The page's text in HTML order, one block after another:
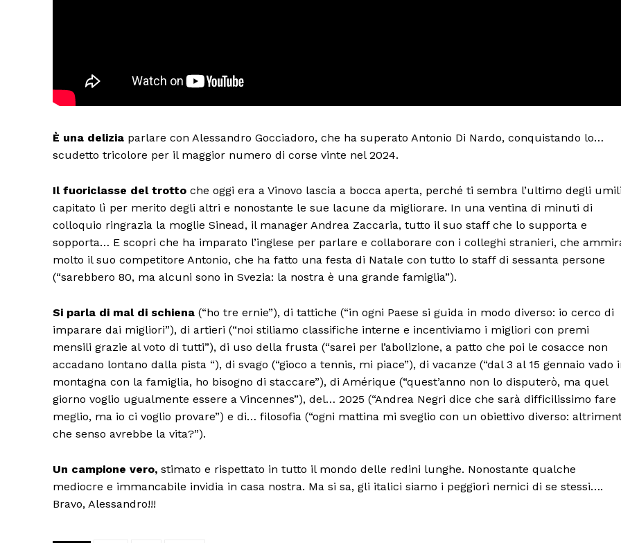
È una delizia parlare con Alessandro Gocciadoro, che ha superato Antonio Di Nardo, conquistando lo…
scudetto tricolore per il maggior numero di corse vinte nel 2024.
Il fuoriclasse del trotto che oggi era a Vinovo lascia a bocca aperta, perché ti sembra l’ultimo degli umili
capitato lì per merito degli altri e nonostante le sue lacune da migliorare. In una ventina di minuti di
colloquio ringrazia la moglie Sinead, il manager Andrea Zaccaria, tutto il suo staff che lo supporta e
sopporta… E scopri che ha imparato l’inglese per parlare e collaborare con i colleghi stranieri, che
molto il suo competitore Antonio, che ha fatto una festa di Natale con tutto lo staff di sessanta persone
(“sarebbero 80, ma alcuni sono in Svezia: la nostra è una grande famiglia”).
Si parla di mal di schiena (“ho tre ernie”), di tattiche (“in ogni Paese si guida in modo diverso: io cerco di
imparare dai migliori”), di artieri (“noi stiliamo classifiche interne e incentiviamo i migliori con premi
mensili grazie al voto di tutti”), di uso della frusta (“sarei per l’abolizione, a patto che poi le cosacce non
accadano lontano dalla pista “), di svago (“gioco a tennis, mi piace”), di vacanze (“dal 3 al 15 gennaio vado
montagna con la famiglia, ho bisogno di staccare”), di Amérique (“quest’anno non lo disputerò, ma quel
giorno voglio ugualmente essere a Vincennes”), del… 2025 (“Andrea Negri dice che sarà difficilissimo fare
meglio, ma io ci voglio provare”) e di… filosofia (“ogni mattina mi sveglio con un obiettivo diverso:
che senso avrebbe la vita?”).
Un campione vero, stimato e rispettato in tutto il mondo delle redini lunghe. Nonostante qualche
mediocre e immancabile invidia in casa nostra. Ma si sa, gli italici siamo i peggiori nemici di se stessi….
Bravo, Alessandro!!!